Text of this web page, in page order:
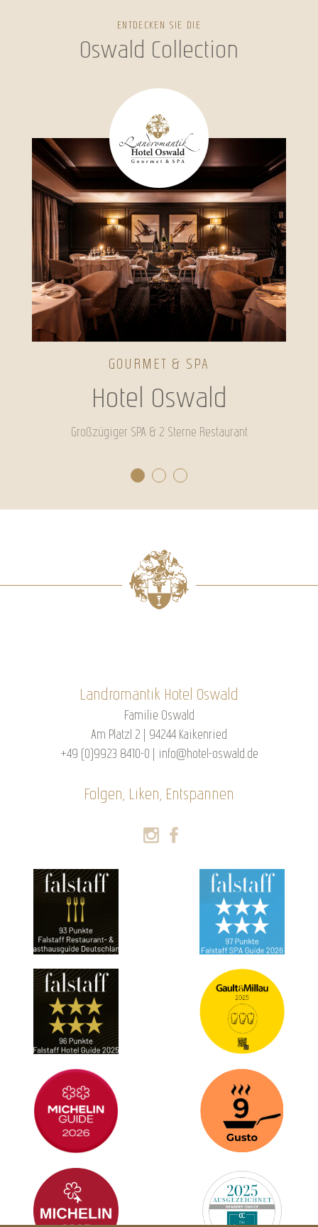
ENTDECKEN SIE DIE
Oswald Collection
GOURMET & SPA
Hotel Oswald
Großzügiger SPA & 2 Sterne Restaurant
Landromantik Hotel Oswald
Familie Oswald
Am Platzl 2 | 94244 Kaikenried
+49 (0)9923 8410-0
info@hotel-oswald.de
Folgen, Liken, Entspannen